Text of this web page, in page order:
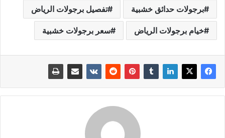
برجولات حدائق خشبية تفصيل برجولات الرياض
خيام برجولات الرياض سعر برجولات خشبية